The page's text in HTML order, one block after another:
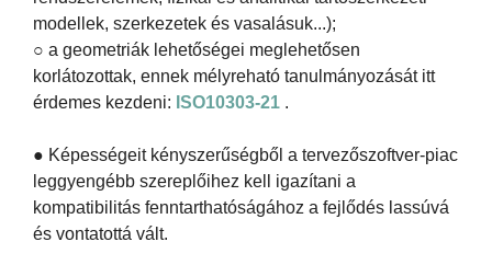
modellek, szerkezetek és vasalásuk...);
○ a geometriák lehetőségei meglehetősen
korlátozottak, ennek mélyreható tanulmányozását itt
érdemes kezdeni: ISO10303-21 .
● Képességeit kényszerűségből a tervezőszoftver-piac
leggyengébb szereplőihez kell igazítani a
kompatibilitás fenntarthatóságához a fejlődés lassúvá
és vontatottá vált.